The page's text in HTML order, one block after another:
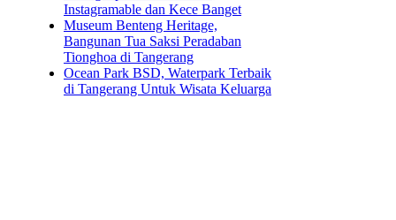
Instagramable dan Kece Banget
Museum Benteng Heritage,
Bangunan Tua Saksi Peradaban
Tionghoa di Tangerang
Ocean Park BSD, Waterpark Terbaik
di Tangerang Untuk Wisata Keluarga